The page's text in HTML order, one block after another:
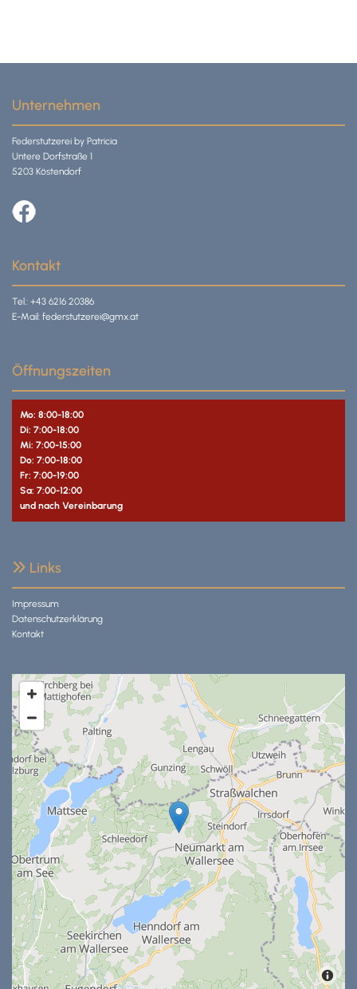
Unternehmen
Federstutzerei by Patricia
Untere Dorfstraße 1
5203 Köstendorf
Kontakt
Tel.: +43 6216 20386
E-Mail: federstutzerei@gmx.at
Öffnungszeiten
Mo: 8:00-18:00
Di: 7:00-18:00
Mi: 7:00-15:00
Do: 7:00-18:00
Fr: 7:00-19:00
Sa: 7:00-12:00
und nach Vereinbarung
 Links
Impressum
Datenschutzerklärung
Kontakt